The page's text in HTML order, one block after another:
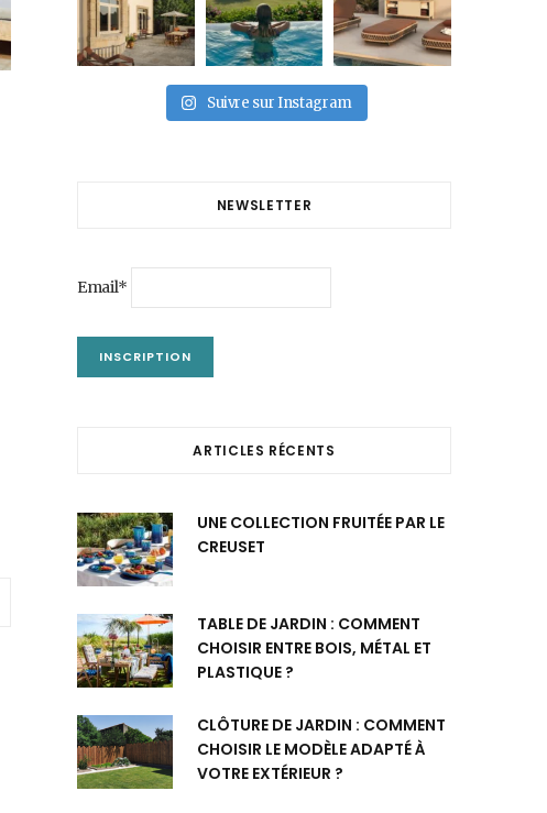
Suivre sur Instagram
NEWSLETTER
Email*
ARTICLES RÉCENTS
UNE COLLECTION FRUITÉE PAR LE
CREUSET
TABLE DE JARDIN : COMMENT
CHOISIR ENTRE BOIS, MÉTAL ET
PLASTIQUE ?
CLÔTURE DE JARDIN : COMMENT
CHOISIR LE MODÈLE ADAPTÉ À
VOTRE EXTÉRIEUR ?